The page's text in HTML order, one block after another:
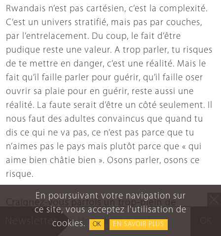
En poursuivant votre navigation sur
ce site, vous acceptez l'utilisation de
cookies.
OK EN SAVOIR PLUS
Rwandais n’est pas cartésien, c’est la complexité.
C’est un univers stratifié, mais pas par couches,
par l’entrelacement. Du coup, le fait d’être
pudique reste une valeur. A trop parler, tu risques
de te mettre en danger, c’est une réalité. Mais le
fait qu’il faille parler pour guérir, qu’il faille oser
ouvrir sa plaie pour en guérir, reste aussi une
réalité. La faute serait d’être un côté seulement. Il
nous faut des adultes convaincus que quand tu
dis ce qui ne va pas, ce n’est pas parce que tu
n’aimes pas le pays mais plutôt parce que « qui
aime bien châtie bien ». Osons parler, osons ce
risque.
Craignez-vous parfois un trop-plein de
mémoire ?
Newsletter